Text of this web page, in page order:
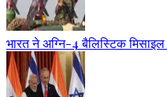
भारत ने अग्नि-4 बैलिस्टिक